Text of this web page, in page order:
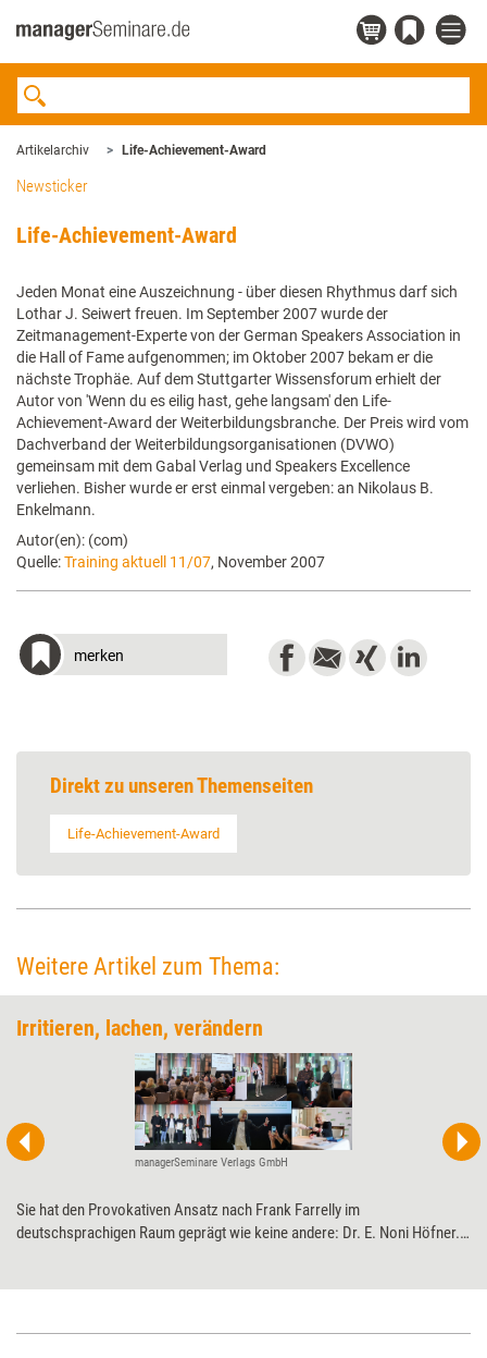
Artikelarchiv Life-Achievement-Award
Newsticker
Life-Achievement-Award
Jeden Monat eine Auszeichnung - über diesen Rhythmus darf sich
Lothar J. Seiwert freuen. Im September 2007 wurde der
Zeitmanagement-Experte von der German Speakers Association in
die Hall of Fame aufgenommen; im Oktober 2007 bekam er die
nächste Trophäe. Auf dem Stuttgarter Wissensforum erhielt der
Autor von 'Wenn du es eilig hast, gehe langsam' den Life-
Achievement-Award der Weiterbildungsbranche. Der Preis wird vom
Dachverband der Weiterbildungsorganisationen (DVWO)
gemeinsam mit dem Gabal Verlag und Speakers Excellence
verliehen. Bisher wurde er erst einmal vergeben: an Nikolaus B.
Enkelmann.
Autor(en): (com)
Quelle:Training aktuell 11/07, November 2007
merken
Direkt zu unseren Themenseiten
Life-Achievement-Award
Weitere Artikel zum Thema:
Irritieren, lachen, verändern
managerSeminare Verlags GmbH
Sie hat den Provokativen Ansatz nach Frank Farrelly im
deutschsprachigen Raum geprägt wie keine andere: Dr. E. Noni Höfner.